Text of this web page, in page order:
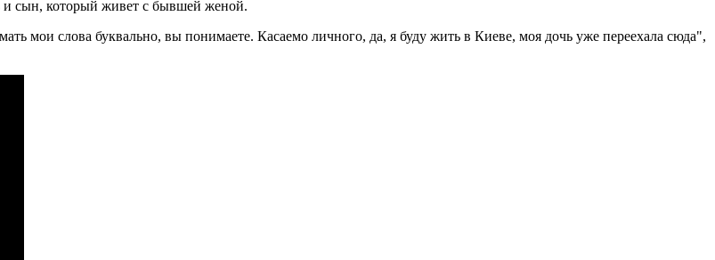
и сын, который живет с бывшей женой.
мои слова буквально, вы понимаете. Касаемо личного, да, я буду жить в Киеве, моя дочь уже переехала сюда",